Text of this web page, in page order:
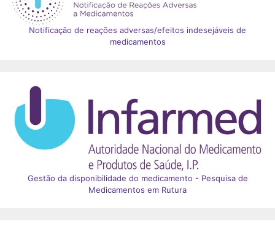
Notificação de reações adversas/efeitos indesejáveis de
medicamentos
Gestão da disponibilidade do medicamento - Pesquisa de
Medicamentos em Rutura